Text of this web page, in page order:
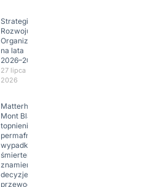
Strategia
Rozwoju
Organizacji
na lata
2026–2029
27 lipca
2026
Matterhorn i
Mont Blanc:
topnienie
permafrost,
wypadki
śmiertelne,
znamienne
decyzje
przewodników